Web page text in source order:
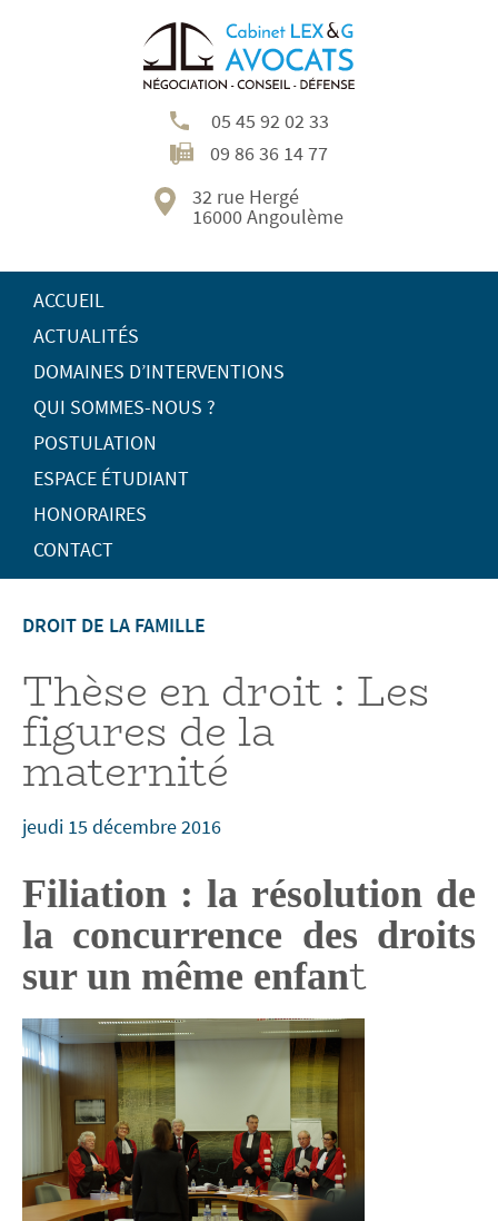
05 45 92 02 33
09 86 36 14 77
32 rue Hergé
16000 Angoulème
ACCUEIL
ACTUALITÉS
DOMAINES D’INTERVENTIONS
QUI SOMMES-NOUS ?
POSTULATION
ESPACE ÉTUDIANT
HONORAIRES
CONTACT
DROIT DE LA FAMILLE
Thèse en droit : Les
figures de la
maternité
jeudi 15 décembre 2016
Filiation : la résolution de
la concurrence des droits
sur un même enfant